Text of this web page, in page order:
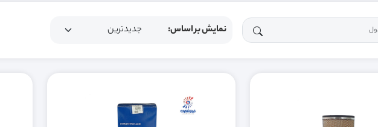
نمایش بر اساس: